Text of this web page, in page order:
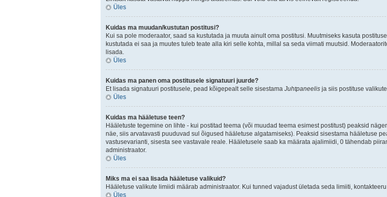
Üles
Kuidas ma muudan/kustutan postitusi?
Kui sa pole moderaator, saad sa kustutada ja muuta ainult oma postitusi. Muutmiseks kasuta
kustutada ei saa ja muutes tuleb teate alla kiri selle kohta, millal sa seda viimati muutsid.
lisada.
Üles
Kuidas ma panen oma postitusele signatuuri juurde?
Et lisada signatuuri postitusele, pead kõigepealt selle sisestama Juhtpaneelis ja siis postituse
Üles
Kuidas ma hääletuse teen?
Hääletuste tegemine on lihte - kui postitad teema (või muudad teema esimest postitust) peaksid
näe, siis arvatavasti puuduvad sul õigused hääletuse algatamiseks). Peaksid sisestama hääletuse
vastusevarianti, sisesta see vastavale reale. Hääletusele saab ka määrata ajalimiidi, 0 tähendab
administraator.
Üles
Miks ma ei saa lisada hääletuse valikuid?
Hääletuse valikute limiidi määrab administraator. Kui tunned vajadust ületada seda limiiti,
Üles